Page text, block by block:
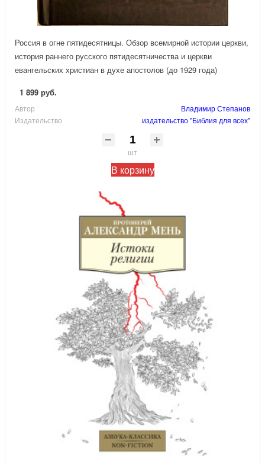
Россия в огне пятидесятницы. Обзор всемирной истории церкви,
история раннего русского пятидесятничества и церкви
евангельских христиан в духе апостолов (до 1929 года)
1 899 руб.
Автор
Владимир Степанов
Издательство
издательство "Библия для всех"
шт
В корзину